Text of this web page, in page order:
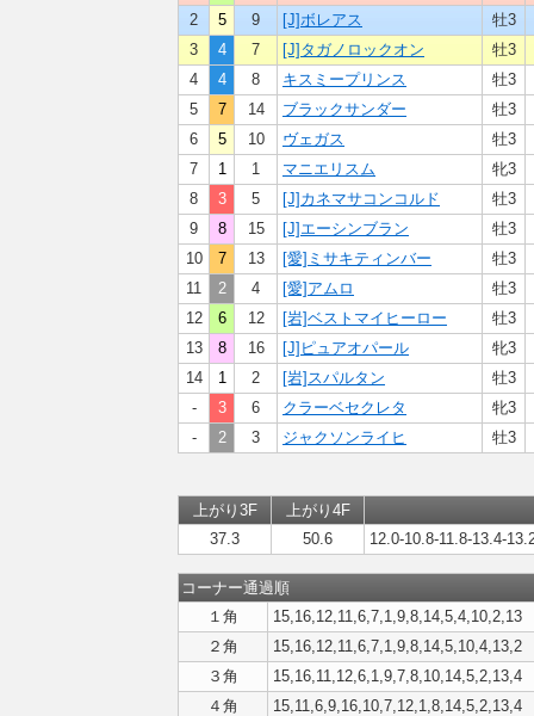
2
5 9 [J]ボレアス 牡3
3
4 7 [J]タガノロックオン 牡3
4
4 8 キスミープリンス 牡3
5
7 14 ブラックサンダー 牡3
6
5 10 ヴェガス 牡3
7
1 1 マニエリスム 牝3
8
3 5 [J]カネマサコンコルド 牡3
9
8 15 [J]エーシンブラン 牡3
10
7 13 [愛]ミサキティンバー 牡3
11
2 4 [愛]アムロ 牡3
12
6 12 [岩]ベストマイヒーロー 牡3
13
8 16 [J]ピュアオパール 牝3
14
1 2 [岩]スパルタン 牡3
-
3 6 クラーベセクレタ 牝3
-
2 3 ジャクソンライヒ 牡3
上がり3F
上がり4F
37.3
50.6 12.0-10.8-11.8-13.4-
コーナー通過順
１角
15,16,12,11,6,7,1,9,8,14,5,4,10,2,13
２角
15,16,12,11,6,7,1,9,8,14,5,10,4,13,2
３角
15,16,11,12,6,1,9,7,8,10,14,5,2,13,4
４角
15,11,6,9,16,10,7,12,1,8,14,5,2,13,4